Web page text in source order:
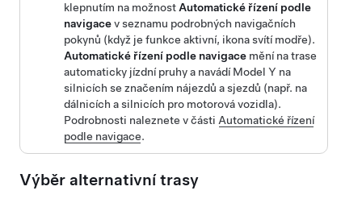
klepnutím na možnost Automatické řízení podle
navigacev seznamu podrobných navigačních
pokynů (když je funkce aktivní, ikona svítí modře).
Automatické řízení podle navigace mění na trase
automaticky jízdní pruhy a navádíModel Y na
silnicích se značením nájezdů a sjezdů (např. na
dálnicích a silnicích pro motorová vozidla).
Podrobnosti naleznete v části Automatické řízení
podle navigace.
Výběr alternativní trasy